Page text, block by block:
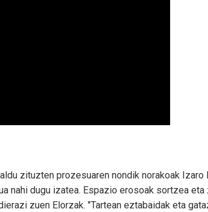
zituzten prozesuaren nondik norakoak
nahi dugu izatea. Espazio erosoak sortzea eta
zuen Elorzak. "Tartean eztabaidak eta